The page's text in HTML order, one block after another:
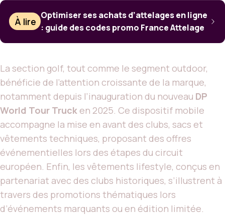
À lire
Optimiser ses achats d’attelages en ligne
: guide des codes promo France Attelage
La section golf, tout comme le segment outdoor,
bénéficie de l’attention croissante de la marque,
notamment depuis l’inauguration du nouveau DP
World Tour Truck en 2025. Ce dispositif mobile
accompagne la mise en avant des clubs, sacs et
vêtements techniques, proposant des offres
événementielles lors des étapes du circuit
européen. Enfin, les vêtements lifestyle, conçus en
partenariat avec des clubs historiques, s’illustrent à
travers des promotions thématiques lors
d’événements marquants ou en édition limitée.